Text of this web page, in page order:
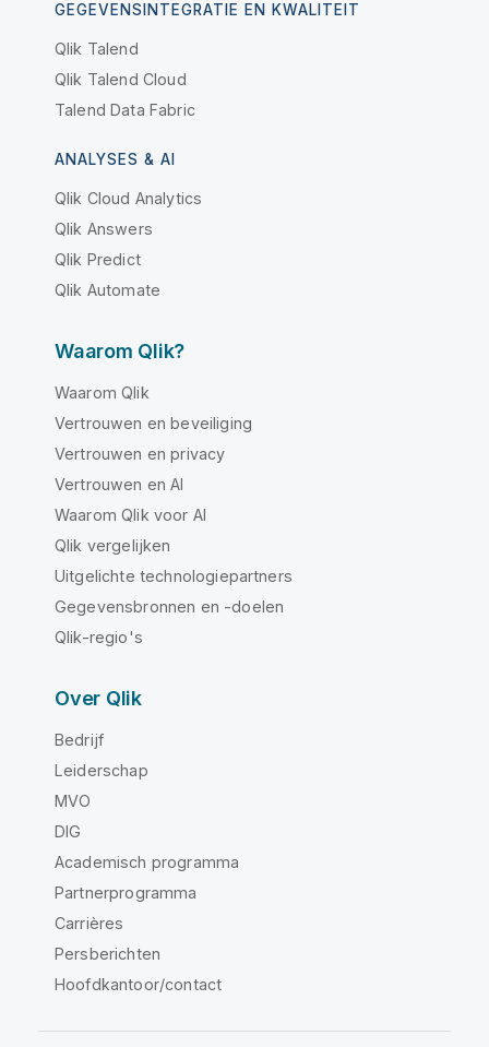
GEGEVENSINTEGRATIE EN KWALITEIT
Qlik Talend
Qlik Talend Cloud
Talend Data Fabric
ANALYSES & AI
Qlik Cloud Analytics
Qlik Answers
Qlik Predict
Qlik Automate
Waarom Qlik?
Waarom Qlik
Vertrouwen en beveiliging
Vertrouwen en privacy
Vertrouwen en AI
Waarom Qlik voor AI
Qlik vergelijken
Uitgelichte technologiepartners
Gegevensbronnen en -doelen
Qlik-regio's
Over Qlik
Bedrijf
Leiderschap
MVO
DIG
Academisch programma
Partnerprogramma
Carrières
Persberichten
Hoofdkantoor/contact